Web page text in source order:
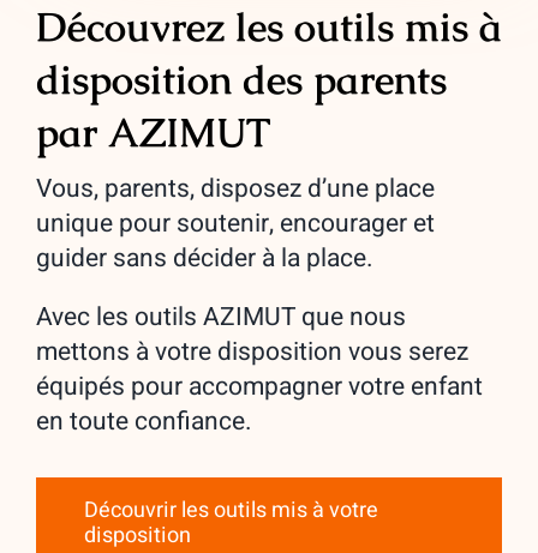
Découvrez les outils mis à
disposition des parents
par AZIMUT
Vous, parents, disposez d’une place
unique pour soutenir, encourager et
guider sans décider à la place.
Avec les outils AZIMUT que nous
mettons à votre disposition vous serez
équipés pour accompagner votre enfant
en toute confiance.
Découvrir les outils mis à votre
disposition